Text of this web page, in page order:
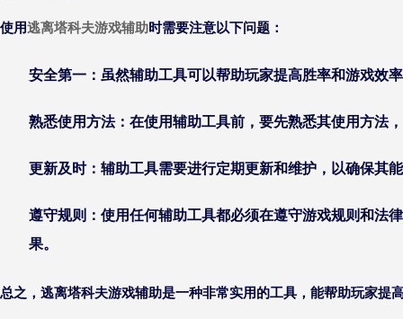
使用逃离塔科夫游戏辅助时需要注意以下问题：
安全第一：虽然辅助工具可以帮助玩家提高胜率和游戏效
熟悉使用方法：在使用辅助工具前，要先熟悉其使用方法
更新及时：辅助工具需要进行定期更新和维护，以确保其
遵守规则：使用任何辅助工具都必须在遵守游戏规则和法
果。
总之，逃离塔科夫游戏辅助是一种非常实用的工具，能帮助玩家